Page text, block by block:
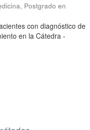
Postgrado en
con diagnóstico de
en la Cátedra -